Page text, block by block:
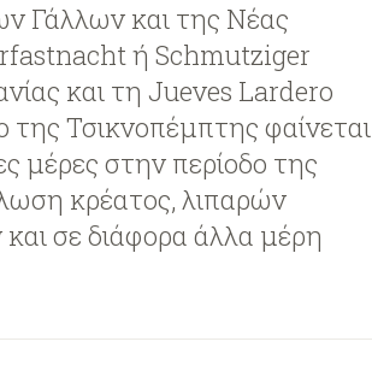
Γάλλων και της Νέας
ή Schmutziger
και τη Jueves Lardero
της Τσικνοπέμπτης φαίνεται
μέρες στην περίοδο της
κρέατος, λιπαρών
σε διάφορα άλλα μέρη